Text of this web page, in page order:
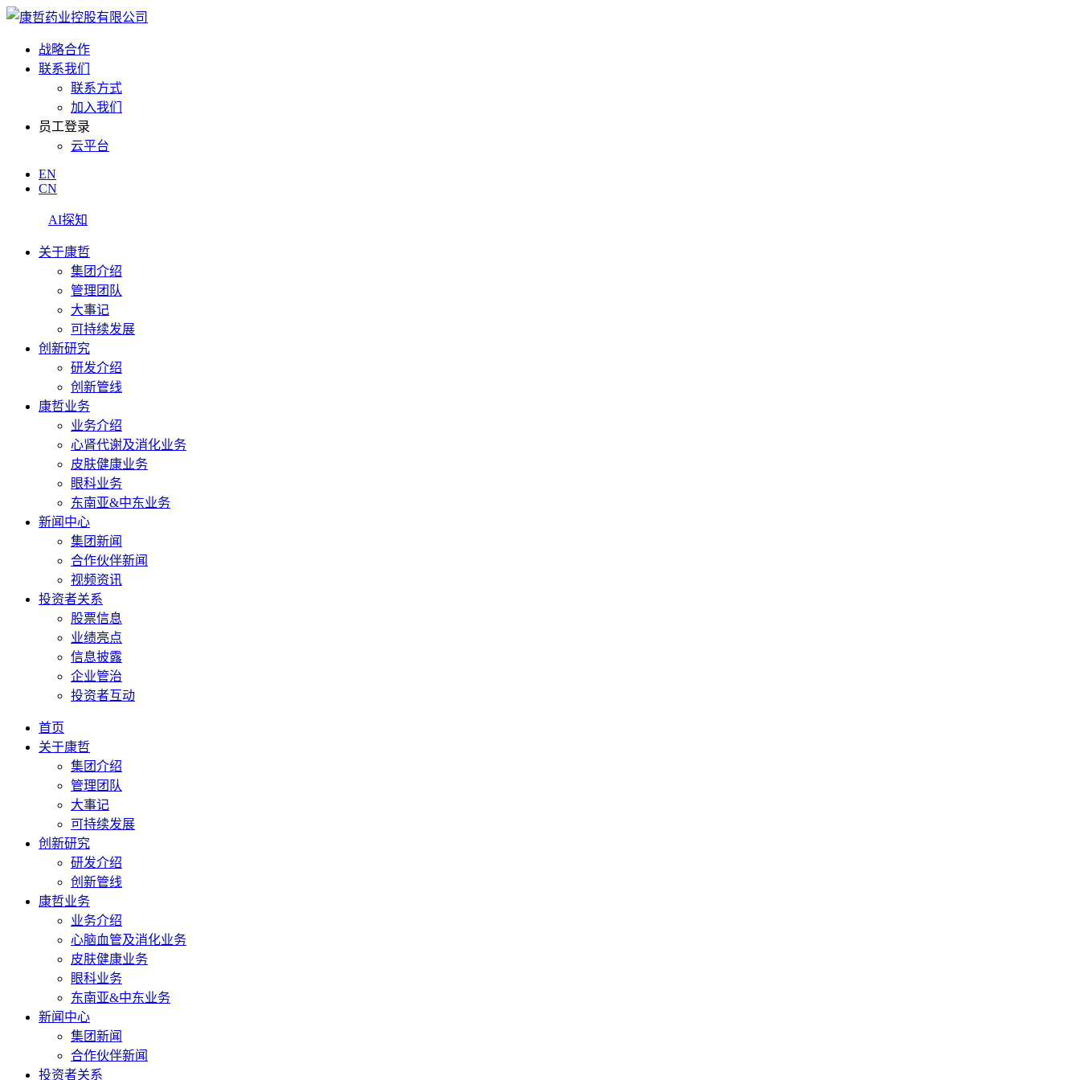
战略合作
联系我们
联系方式
加入我们
员工登录
云平台
EN
CN
AI探知
关于康哲
集团介绍
管理团队
大事记
可持续发展
创新研究
研发介绍
创新管线
康哲业务
业务介绍
心肾代谢及消化业务
皮肤健康业务
眼科业务
东南亚&中东业务
新闻中心
集团新闻
合作伙伴新闻
视频资讯
投资者关系
股票信息
业绩亮点
信息披露
企业管治
投资者互动
首页
关于康哲
集团介绍
管理团队
大事记
可持续发展
创新研究
研发介绍
创新管线
康哲业务
业务介绍
心脑血管及消化业务
皮肤健康业务
眼科业务
东南亚&中东业务
新闻中心
集团新闻
合作伙伴新闻
投资者关系